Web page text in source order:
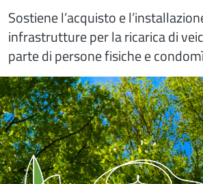
Sostiene l’acquisto e
infrastrutture per la ricarica di
parte di persone fisiche e